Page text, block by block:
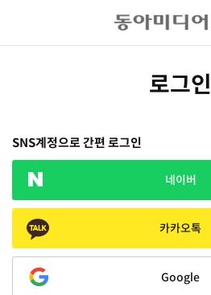
로그인
SNS계정으로 간편 로그인
네이버
카카오톡
Google